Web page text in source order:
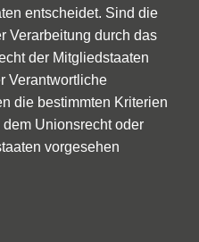
entscheidet. Sind die
Verarbeitung durch das
der Mitgliedstaaten
Verantwortliche
die bestimmten Kriterien
Unionsrecht oder
vorgesehen